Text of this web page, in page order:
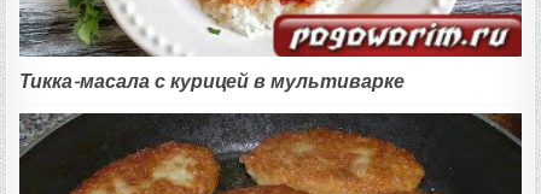
Тикка-масала с курицей в мультиварке